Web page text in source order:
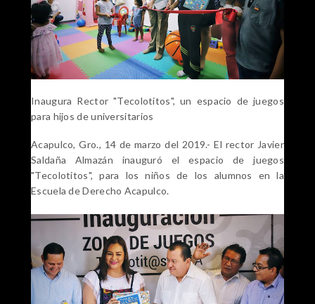
Inaugura Rector "Tecolotitos", un espacio de juegos
para hijos de universitarios
Acapulco, Gro., 14 de marzo del 2019.- El rector Javier
Saldaña Almazán inauguró el espacio de juegos
"Tecolotitos", para los niños de los alumnos en la
Escuela de Derecho Acapulco.